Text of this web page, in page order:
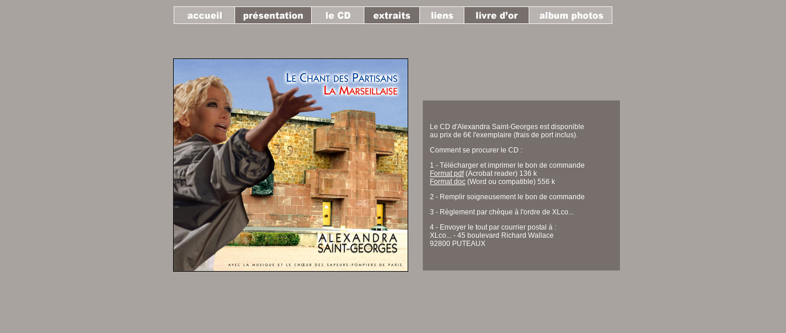
Le CD d'Alexandra Saint-Georges est disponible
au prix de 6€ l'exemplaire (frais de port inclus).
Comment se procurer le CD :
1 - Télécharger et imprimer le bon de commande
Format pdf(Acrobat reader) 136 k
Format doc (Word ou compatible) 556 k
2 - Remplir soigneusement le bon de commande
3 - Règlement par chèque à l'ordre de XLco...
4 - Envoyer le tout par courrier postal à :
XLco... - 45 boulevard Richard Wallace
92800 PUTEAUX